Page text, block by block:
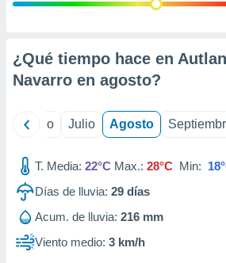
e
mediante
publicidad
de
1199
¿Qué tiempo hace en
Navarro en agosto?
Junio Julio Agosto
T. Media: 22°C Max.: 28°C Min:
Días de lluvia: 29 días
Acum. de lluvia: 216 mm
Viento medio: 3 km/h